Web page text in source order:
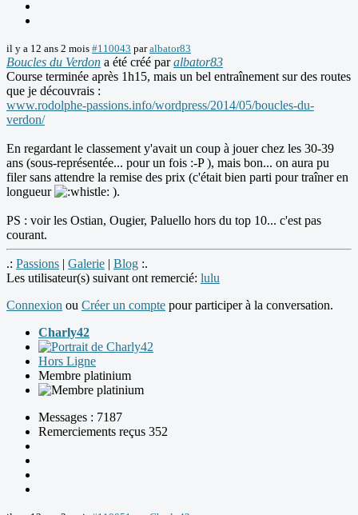
il y a 12 ans 2 mois #110043 paralbator83
Boucles du Verdon a été créé paralbator83
Course terminée après 1h15, mais un bel entraînement sur des routes
que je découvrais :
www.rodolphe-passions.info/wordpress/2014/05/boucles-du-
verdon/
En regardant le classement y'avait un coup à jouer chez les 30-39
ans (sous-représentée... pour un fois :-P ), mais bon... on aura pu
filer sans attendre la remise des prix (c'était bien parti pour traîner en
longueur
).
PS : voir les Ostian, Ougier, Paluello hors du top 10... c'est pas
courant.
.: Passions | Galerie | Blog :.
Les utilisateur(s) suivant ont remercié: lulu
Connexion ou Créer un compte pour participer à la conversation.
Charly42
Hors Ligne
Membre platinium
Messages : 7187
Remerciements reçus 352